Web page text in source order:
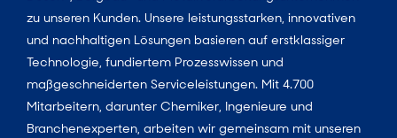
zu unseren Kunden. Unsere leistungsstarken, innovativen
und nachhaltigen Lösungen basieren auf erstklassiger
Technologie, fundiertem Prozesswissen und
maßgeschneiderten Serviceleistungen. Mit 4.700
Mitarbeitern, darunter Chemiker, Ingenieure und
Branchenexperten, arbeiten wir gemeinsam mit unseren